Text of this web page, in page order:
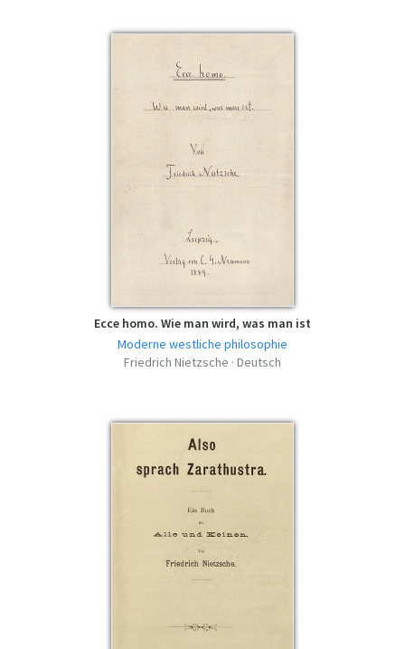
Ecce homo. Wie man wird, was man ist
Moderne westliche philosophie
Friedrich Nietzsche · Deutsch